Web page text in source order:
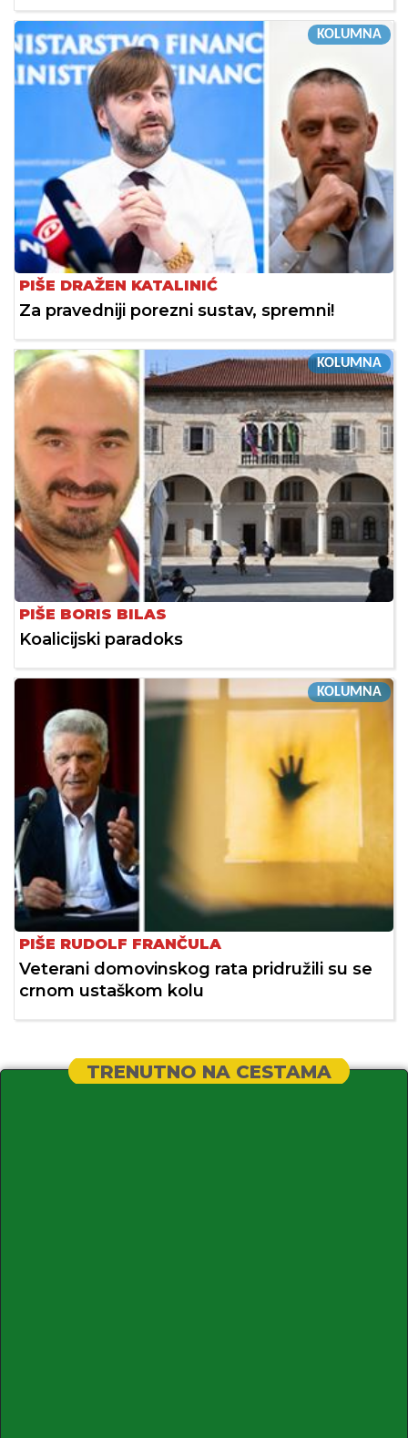
KOLUMNA
PIŠE DRAŽEN KATALINIĆ
Za pravedniji porezni sustav, spremni!
KOLUMNA
PIŠE BORIS BILAS
Koalicijski paradoks
KOLUMNA
PIŠE RUDOLF FRANČULA
Veterani domovinskog rata pridružili su se
crnom ustaškom kolu
TRENUTNO NA CESTAMA